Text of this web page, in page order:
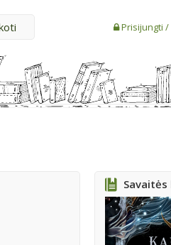
Prisijungti /
Savaitės